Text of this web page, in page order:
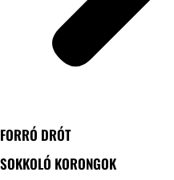
FORRÓ DRÓT
SOKKOLÓ KORONGOK